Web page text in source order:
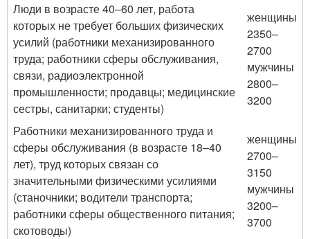
Люди в возрасте 40–60 лет, работа
которых не требует больших физических
усилий (работники механизированного
труда; работники сферы обслуживания,
связи, радиоэлектронной
промышленности; продавцы; медицинские
сестры, санитарки; студенты)
женщины
2350–
2700
мужчины
2800–
3200
Работники механизированного труда и
сферы обслуживания (в возрасте 18–40
лет), труд которых связан со
значительными физическими усилиями
(станочники; водители транспорта;
работники сферы общественного питания;
скотоводы)
женщины
2700–
3150
мужчины
3200–
3700